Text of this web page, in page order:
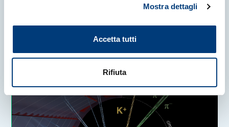
Mostra dettagli
Accetta tutti
Rifiuta